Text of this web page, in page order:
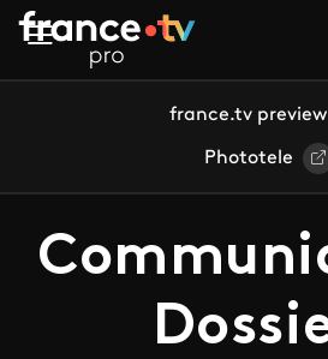
Aller au contenu principal
france.tv preview
Phototele